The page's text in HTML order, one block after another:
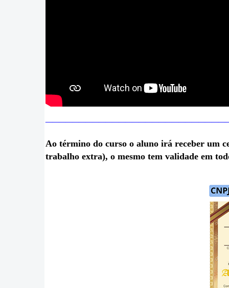
Ao término do curso o aluno irá receber um
trabalho extra), o mesmo tem validade em